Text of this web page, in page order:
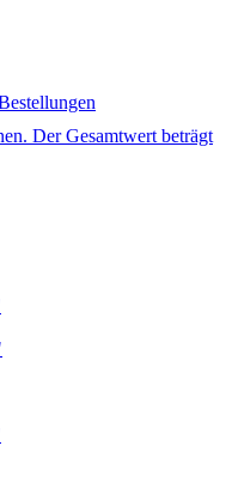
Der Gesamtwert beträgt